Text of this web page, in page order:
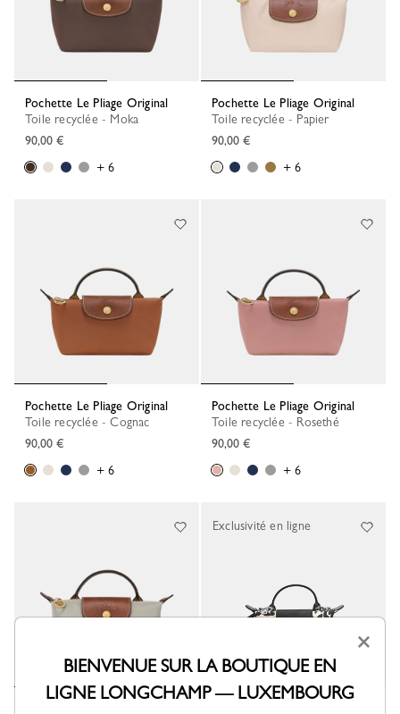
Pochette Le Pliage Original
Toile recyclée - Moka
90,00 €
+ 6
Pochette Le Pliage Original
Toile recyclée - Papier
90,00 €
+ 6
Pochette Le Pliage Original
Toile recyclée - Cognac
90,00 €
+ 6
Pochette Le Pliage Original
Toile recyclée - Rosethé
90,00 €
+ 6
Exclusivité en ligne
×
BIENVENUE SUR LA BOUTIQUE EN
LIGNE LONGCHAMP — LUXEMBOURG